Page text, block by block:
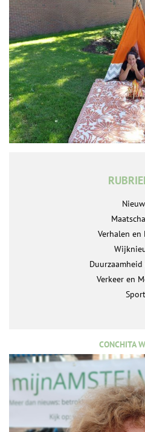
Verhalen en
Verkeer en
Sport
CONCHITA